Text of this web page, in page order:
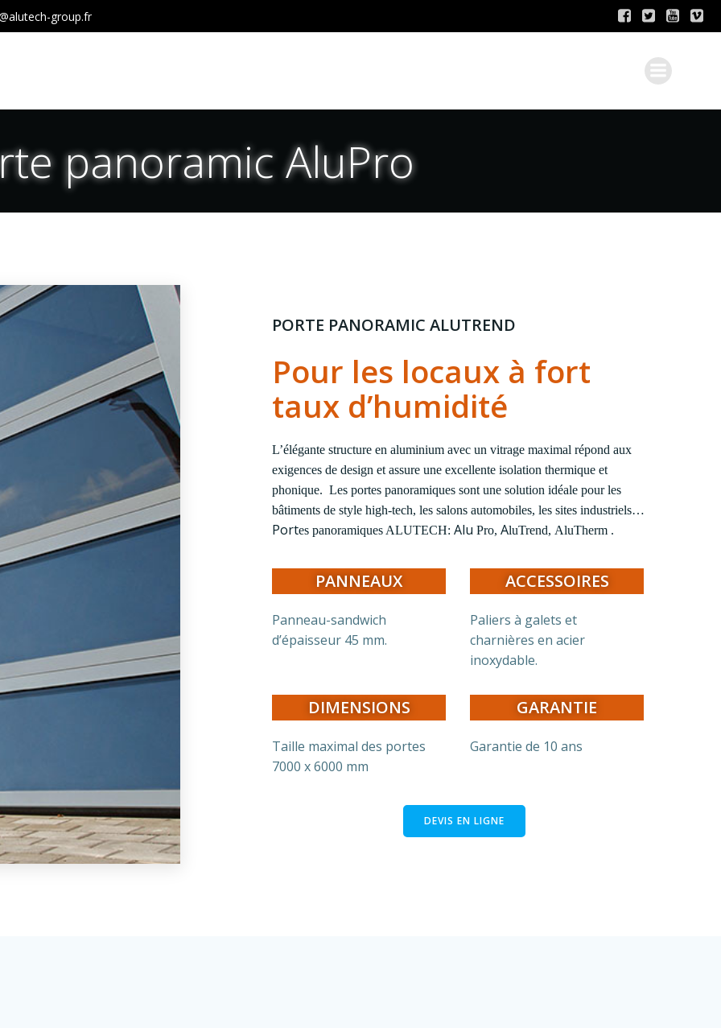
group.fr
panoramic AluPro
PORTE PANORAMIC ALUTREND
Pour les locaux à fort
taux d’humidité
L’élégante structure en aluminium avec un vitrage maximal répond aux
exigences de design et assure une excellente isolation thermique et
phonique. Les portes panoramiques sont une solution idéale pour les
bâtiments de style high-tech, les salons automobiles, les sites industriels…
Portes panoramiques ALUTECH:AluPro,AluTrend, AluTherm .
PANNEAUX
Panneau-sandwich
d’épaisseur 45 mm.
ACCESSOIRES
Paliers à galets et
charnières en acier
inoxydable.
DIMENSIONS
Taille maximal des portes
7000 x 6000 mm
GARANTIE
Garantie de 10 ans
DEVIS EN LIGNE